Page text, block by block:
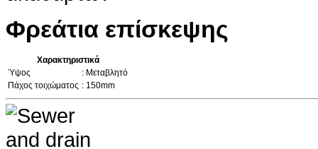
Φρεάτια επίσκεψης
Χαρακτηριστικά
Ύψος
: Μεταβλητό
Πάχος τοιχώματος : 150mm